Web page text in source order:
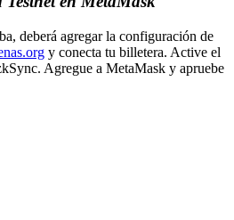
deberá agregar la configuración de
y conecta tu billetera. Active el
Agregue a MetaMask y apruebe